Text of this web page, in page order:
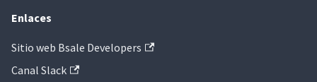
Enlaces
Sitio web Bsale Developers
Canal Slack